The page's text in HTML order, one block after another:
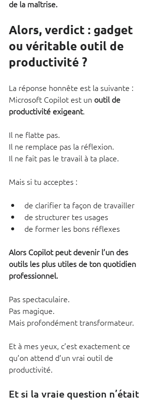
de la maîtrise.
Alors, verdict : gadget
ou véritable outil de
productivité ?
La réponse honnête est la suivante :
Microsoft Copilot est un outil de
productivité exigeant.
Il ne flatte pas.
Il ne remplace pas la réflexion.
Il ne fait pas le travail à ta place.
Mais si tu acceptes :
de clarifier ta façon de travailler
de structurer tes usages
de former les bons réflexes
Alors Copilot peut devenir l’un des
outils les plus utiles de ton quotidien
professionnel.
Pas spectaculaire.
Pas magique.
Mais profondément transformateur.
Et à mes yeux, c’est exactement ce
qu’on attend d’un vrai outil de
productivité.
Et si la vraie question n’était